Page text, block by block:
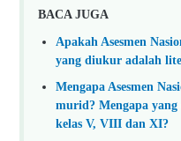
BACA JUGA
Apakah Asesmen
yang diukur adalah
Mengapa Asesmen
murid? Mengapa
kelas V, VIII dan XI?